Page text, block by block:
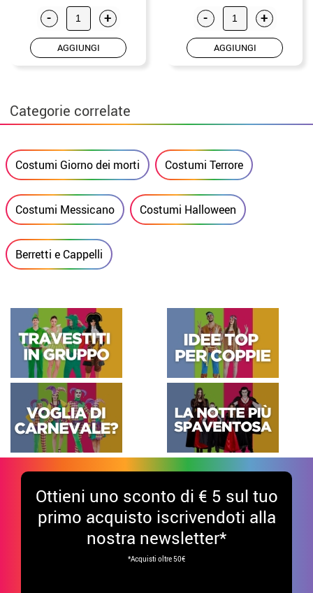
- +
AGGIUNGI
- +
AGGIUNGI
Categorie correlate
Costumi Giorno dei morti Costumi Terrore
Costumi Messicano Costumi Halloween
Berretti e Cappelli
Ottieni uno sconto di € 5 sul tuo
primo acquisto iscrivendoti alla
nostra newsletter*
*Acquisti oltre 50€